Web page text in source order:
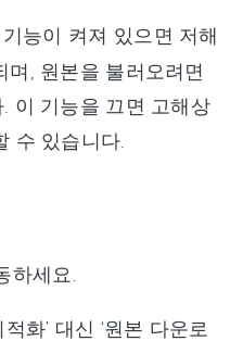
능이 켜져 있으면 저해
, 원본을 불러오려면
이 기능을 끄면 고해상
수 있습니다.
하세요.
화’ 대신 ‘원본 다운로